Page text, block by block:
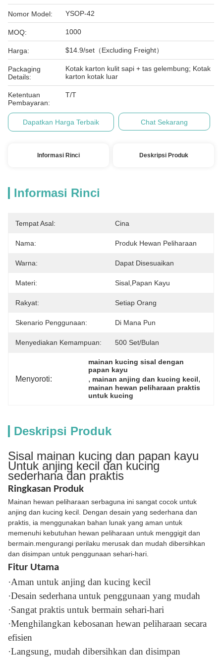
Nomor Model: YSOP-42
MOQ: 1000
Harga: $14.9/set（Excluding Freight）
Packaging
Details:
Kotak karton kulit sapi + tas gelembung; Kotak
karton kotak luar
Ketentuan
Pembayaran:
T/T
Dapatkan Harga Terbaik Chat Sekarang
Informasi Rinci Deskripsi Produk
Informasi Rinci
Tempat Asal: Cina
Nama: Produk Hewan Peliharaan
Warna: Dapat Disesuaikan
Materi: Sisal,papan Kayu
Rakyat: Setiap Orang
Skenario Penggunaan: Di Mana Pun
Menyediakan Kemampuan: 500 Set/bulan
Menyoroti:
mainan kucing sisal dengan
papan kayu
, mainan anjing dan kucing kecil,
mainan hewan peliharaan praktis
untuk kucing
Deskripsi Produk
Sisal mainan kucing dan papan kayu
Untuk anjing kecil dan kucing
sederhana dan praktis
Ringkasan Produk
Mainan hewan peliharaan serbaguna ini sangat cocok untuk
anjing dan kucing kecil. Dengan desain yang sederhana dan
praktis, ia menggunakan bahan lunak yang aman untuk
memenuhi kebutuhan hewan peliharaan untuk menggigit dan
bermain.mengurangi perilaku merusak dan mudah dibersihkan
dan disimpan untuk penggunaan sehari-hari.
Fitur Utama
·Aman untuk anjing dan kucing kecil
·Desain sederhana untuk penggunaan yang mudah
·Sangat praktis untuk bermain sehari-hari
·Menghilangkan kebosanan hewan peliharaan secara
efisien
·Langsung, mudah dibersihkan dan disimpan